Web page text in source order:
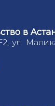
в
ул.